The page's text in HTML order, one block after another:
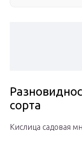
сорта
Кислица садовая